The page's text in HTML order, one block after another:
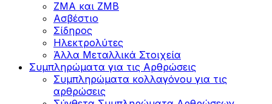
ZMA και ZMB
Ασβέστιο
Σίδηρος
Ηλεκτρολύτες
Άλλα Mεταλλικά Στοιχεία
Συμπληρώματα για τις Αρθρώσεις
Συμπληρώματα κολλαγόνου για τις
αρθρώσεις